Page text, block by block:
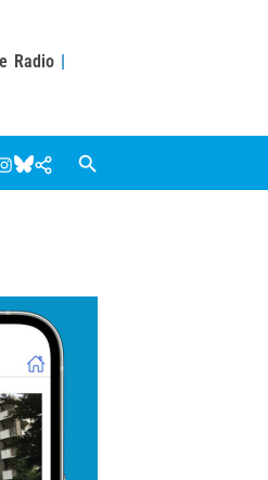
Radio |
Instagram
Bluesky
Google
Nieuws